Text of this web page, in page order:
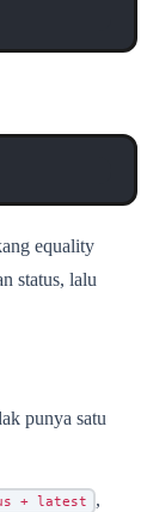
equality
status, lalu
punya satu
+ latest
,